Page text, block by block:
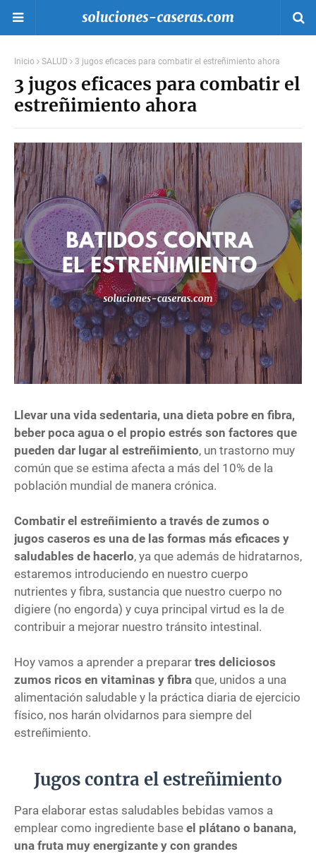
Inicio SALUD 3 jugos eficaces para combatir el estreñimiento ahora
3 jugos eficaces para combatir el
estreñimiento ahora
Llevar una vida sedentaria, una dieta pobre en fibra,
beber poca agua o el propio estrés son factores que
pueden dar lugar al estreñimiento, un trastorno muy
común que se estima afecta a más del 10% de la
población mundial de manera crónica.
Combatir el estreñimiento a través de zumos o
jugos caseros es una de las formas más eficaces y
saludables de hacerlo, ya que además de hidratarnos,
estaremos introduciendo en nuestro cuerpo
nutrientes y fibra, sustancia que nuestro cuerpo no
digiere (no engorda) y cuya principal virtud es la de
contribuir a mejorar nuestro tránsito intestinal.
Hoy vamos a aprender a preparar tres deliciosos
zumos ricos en vitaminas y fibra que, unidos a una
alimentación saludable y la práctica diaria de ejercicio
físico, nos harán olvidarnos para siempre del
estreñimiento.
Jugos contra el estreñimiento
Para elaborar estas saludables bebidas vamos a
emplear como ingrediente base el plátano o banana,
una fruta muy energizante y con grandes